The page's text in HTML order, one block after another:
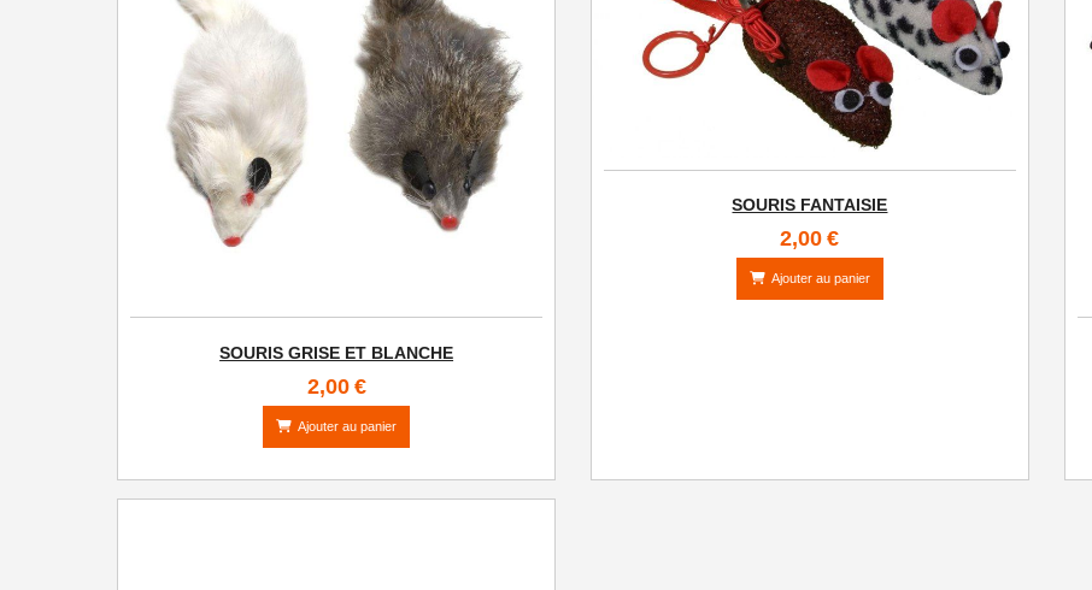
HYGIENE & SOIN - ACCESSOIRES - PRET A PORTER
SOURIS GRISE ET BLANCHE
2,00€
Ajouter au panier
SOURIS FANTAISIE
2,00 €
Ajouter au panier